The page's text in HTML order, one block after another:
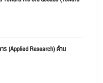
ร (Applied Research) ด้าน